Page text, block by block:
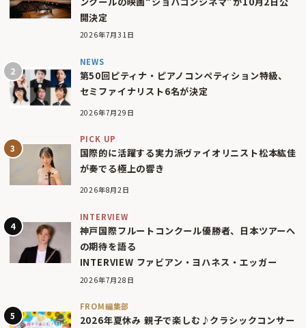
開決定
2026年7月31日
NEWS
第50回ピティナ・ピアノコンペティション特級、
セミファイナリスト6名が決定
2026年7月29日
PICK UP
国際的に活躍する実力派ヴァイオリニスト松本紘佳
が奏でる極上の響き
2026年8月2日
INTERVIEW
神戸国際フルートコンクール優勝者、日本ツアーへ
の期待を語る
INTERVIEW ファビアン・ヨハネス・エッガー
2026年7月28日
FROM編集部
2026年夏休み 親子で楽しむ♪クラシックコンサー